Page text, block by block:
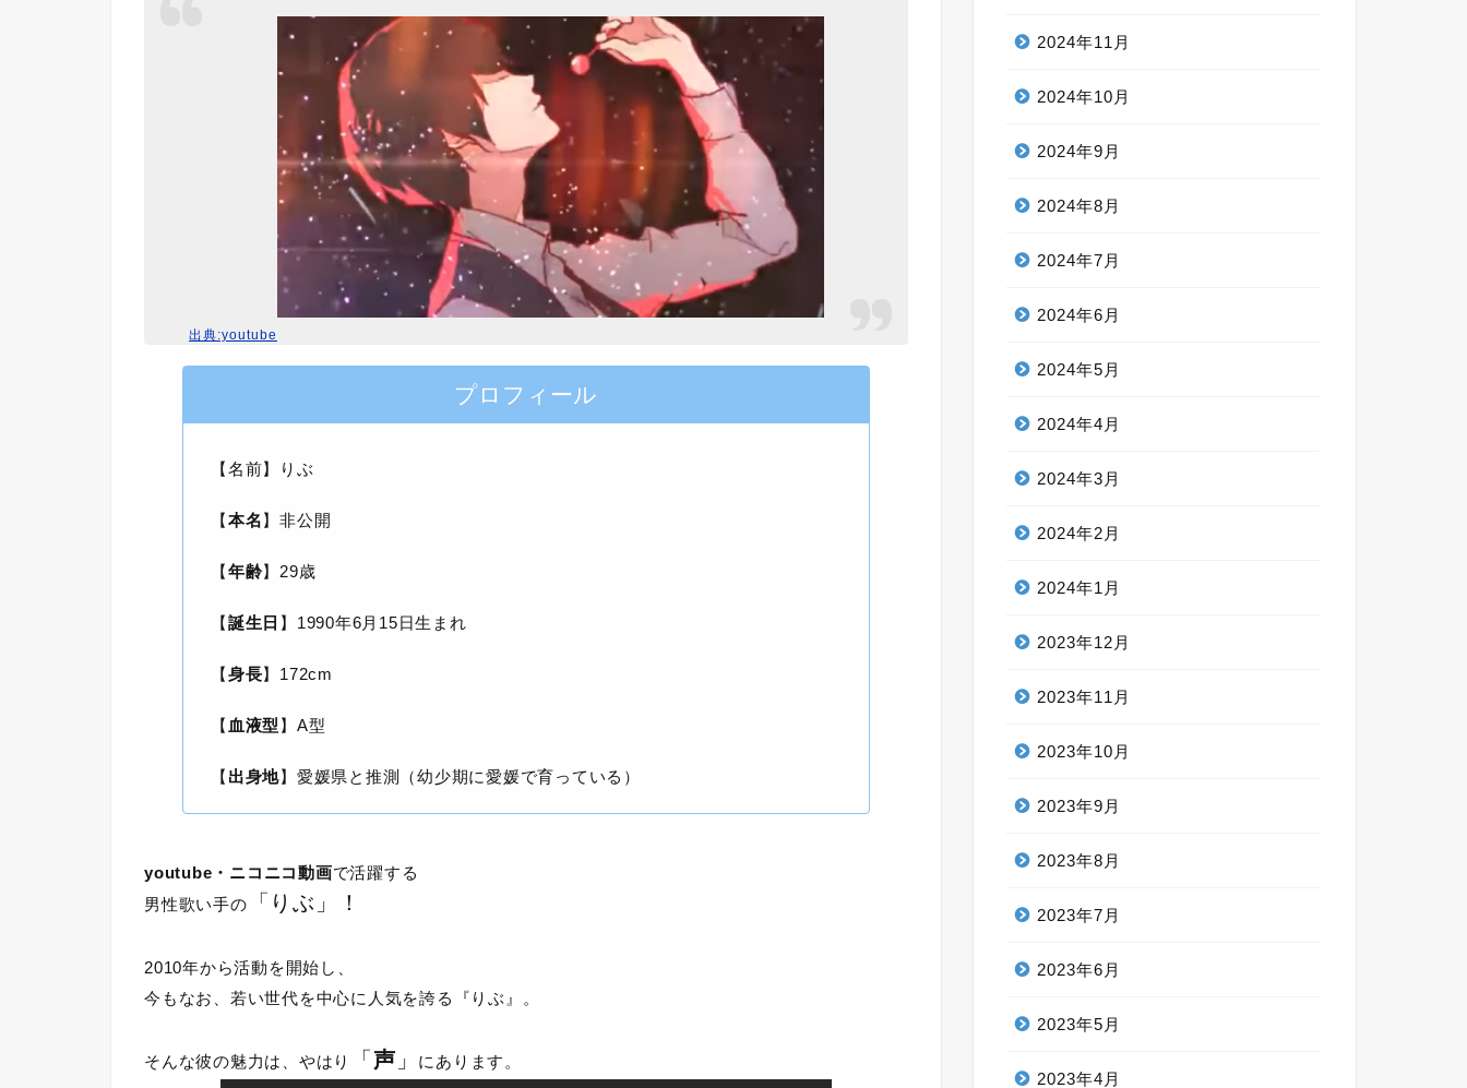
出典:youtube
プロフィール
【名前】りぶ
【本名】非公開
【年齢】29歳
【誕生日 】1990年6月15日生まれ
【身長】172cm
【 血液型 】A型
【 出身地】愛媛県と推測（幼少期に愛媛で育っている）
youtube・ニコニコ動画で活躍する
男性歌い手の
「りぶ」！
2010年から活動を開始し、
今もなお、若い世代を中心に人気を誇る『りぶ』。
そんな彼の魅力は、やはり 「 声 」 にあります。
2024年11月
2024年10月
2024年9月
2024年8月
2024年7月
2024年6月
2024年5月
2024年4月
2024年3月
2024年2月
2024年1月
2023年12月
2023年11月
2023年10月
2023年9月
2023年8月
2023年7月
2023年6月
2023年5月
2023年4月